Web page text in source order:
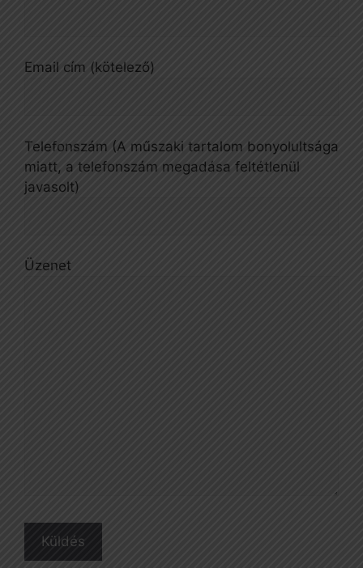
Email cím (kötelező)
Telefonszám (A műszaki tartalom bonyolultsága
miatt, a telefonszám megadása feltétlenül
javasolt)
Üzenet